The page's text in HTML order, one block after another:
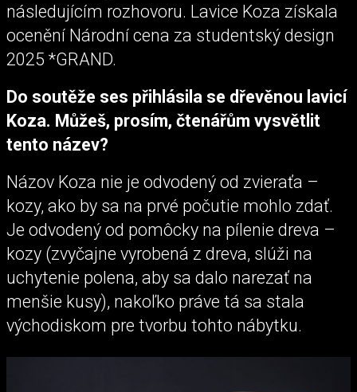
následujícím rozhovoru. Lavice Koza získala
ocenění Národní cena za studentský design
2025 *GRAND.
Do soutěže ses přihlásila se dřevěnou lavicí
Koza. Můžeš, prosím, čtenářům vysvětlit
tento název?
Názov Koza nie je odvodený od zvieraťa –
kozy, ako by sa na prvé počutie mohlo zdať.
Je odvodený od pomôcky na pílenie dreva –
kozy (zvyčajne vyrobená z dreva, slúži na
uchytenie polena, aby sa dalo narezať na
menšie kusy), nakoľko práve tá sa stala
východiskom pre tvorbu tohto nábytku.